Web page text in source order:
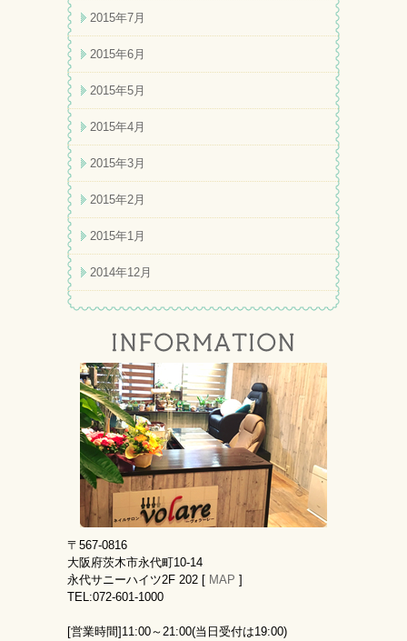
2015年7月
2015年6月
2015年5月
2015年4月
2015年3月
2015年2月
2015年1月
2014年12月
〒567-0816
大阪府茨木市永代町10-14
永代サニーハイツ2F 202 [ MAP ]
TEL:072-601-1000
[営業時間] 11:00～21:00(当日受付は19:00)